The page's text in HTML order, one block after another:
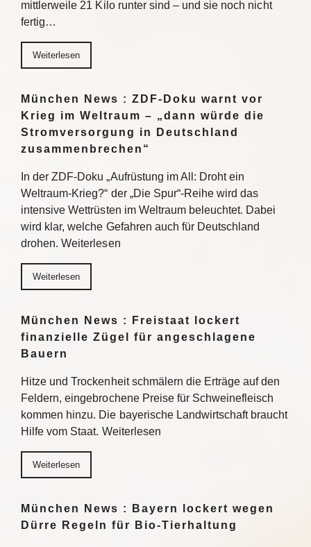
mittlerweile 21 Kilo runter sind – und sie noch nicht
fertig…
Weiterlesen
München News : ZDF-Doku warnt vor
Krieg im Weltraum – „dann würde die
Stromversorgung in Deutschland
zusammenbrechen“
In der ZDF-Doku „Aufrüstung im All: Droht ein
Weltraum-Krieg?“ der „Die Spur“-Reihe wird das
intensive Wettrüsten im Weltraum beleuchtet. Dabei
wird klar, welche Gefahren auch für Deutschland
drohen. Weiterlesen
Weiterlesen
München News : Freistaat lockert
finanzielle Zügel für angeschlagene
Bauern
Hitze und Trockenheit schmälern die Erträge auf den
Feldern, eingebrochene Preise für Schweinefleisch
kommen hinzu. Die bayerische Landwirtschaft braucht
Hilfe vom Staat. Weiterlesen
Weiterlesen
München News : Bayern lockert wegen
Dürre Regeln für Bio-Tierhaltung